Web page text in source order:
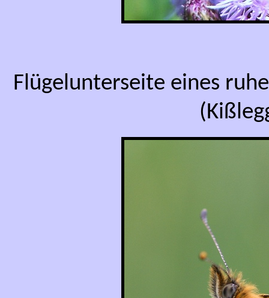
Flügelunterseite eines